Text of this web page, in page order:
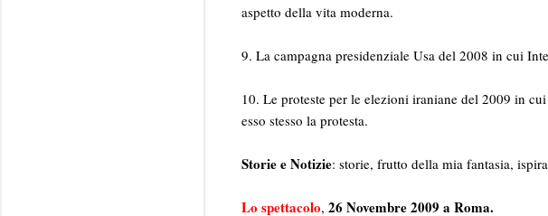
aspetto della vita moderna.
9. La campagna presidenziale Usa del 2008 in cui
10. Le proteste per le elezioni iraniane del 2009 in
esso stesso la protesta.
Storie e Notizie: storie, frutto della mia fantasia,
Lo spettacolo, 26 Novembre 2009 a Roma.